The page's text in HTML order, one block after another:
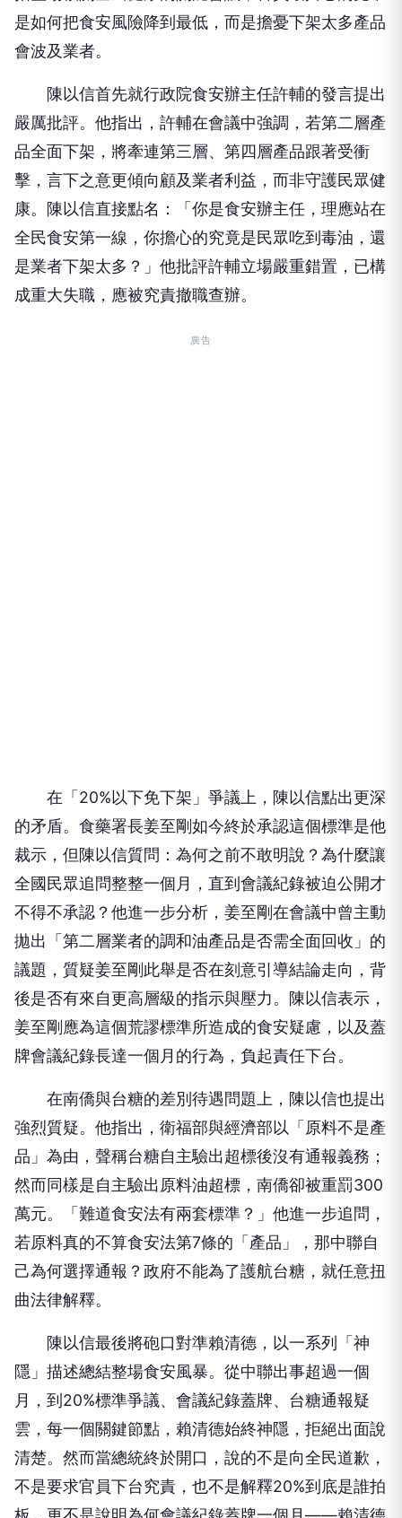
是如何把食安風險降到最低，而是擔憂下架太多產品
會波及業者。
陳以信首先就行政院食安辦主任許輔的發言提出
嚴厲批評。他指出，許輔在會議中強調，若第二層產
品全面下架，將牽連第三層、第四層產品跟著受衝
擊，言下之意更傾向顧及業者利益，而非守護民眾健
康。陳以信直接點名：「你是食安辦主任，理應站在
全民食安第一線，你擔心的究竟是民眾吃到毒油，還
是業者下架太多？」他批評許輔立場嚴重錯置，已構
成重大失職，應被究責撤職查辦。
廣告
在「20%以下免下架」爭議上，陳以信點出更深
的矛盾。食藥署長姜至剛如今終於承認這個標準是他
裁示，但陳以信質問：為何之前不敢明說？為什麼讓
全國民眾追問整整一個月，直到會議紀錄被迫公開才
不得不承認？他進一步分析，姜至剛在會議中曾主動
拋出「第二層業者的調和油產品是否需全面回收」的
議題，質疑姜至剛此舉是否在刻意引導結論走向，背
後是否有來自更高層級的指示與壓力。陳以信表示，
姜至剛應為這個荒謬標準所造成的食安疑慮，以及蓋
牌會議紀錄長達一個月的行為，負起責任下台。
在南僑與台糖的差別待遇問題上，陳以信也提出
強烈質疑。他指出，衛福部與經濟部以「原料不是產
品」為由，聲稱台糖自主驗出超標後沒有通報義務；
然而同樣是自主驗出原料油超標，南僑卻被重罰300
萬元。「難道食安法有兩套標準？」他進一步追問，
若原料真的不算食安法第7條的「產品」，那中聯自
己為何選擇通報？政府不能為了護航台糖，就任意扭
曲法律解釋。
陳以信最後將砲口對準賴清德，以一系列「神
隱」描述總結整場食安風暴。從中聯出事超過一個
月，到20%標準爭議、會議紀錄蓋牌、台糖通報疑
雲，每一個關鍵節點，賴清德始終神隱，拒絕出面說
清楚。然而當總統終於開口，說的不是向全民道歉，
不是要求官員下台究責，也不是解釋20%到底是誰拍